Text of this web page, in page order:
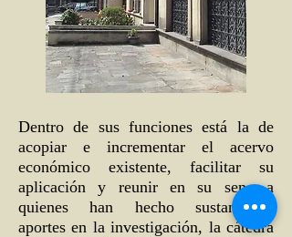
Dentro de sus funciones está la de
acopiar e incrementar el acervo
económico existente, facilitar su
aplicación y reunir en su seno a
quienes han hecho sustanciales
aportes en la investigación, la cátedra